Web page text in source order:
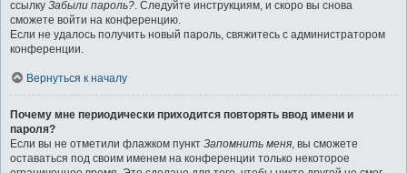
ссылку Забыли пароль?. Следуйте инструкциям, и скоро вы снова
сможете войти на конференцию.
Если не удалось получить новый пароль, свяжитесь с администратором
конференции.
Вернуться к началу
Почему мне периодически приходится повторять ввод имени и
пароля?
Если вы не отметили флажком пункт Запомнить меня, вы сможете
оставаться под своим именем на конференции только некоторое